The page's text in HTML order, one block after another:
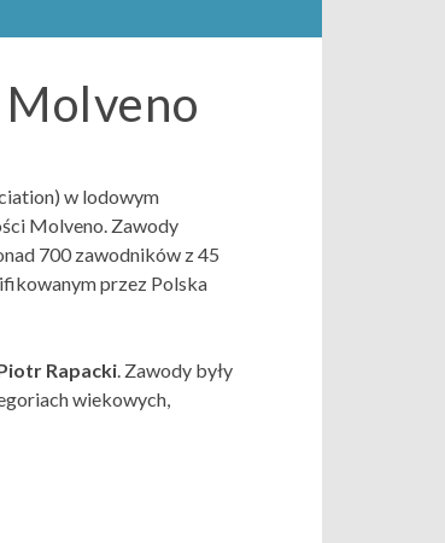
w lodowym
Molveno. Zawody
700 zawodników z 45
przez Polska
Rapacki. Zawody były
wiekowych,